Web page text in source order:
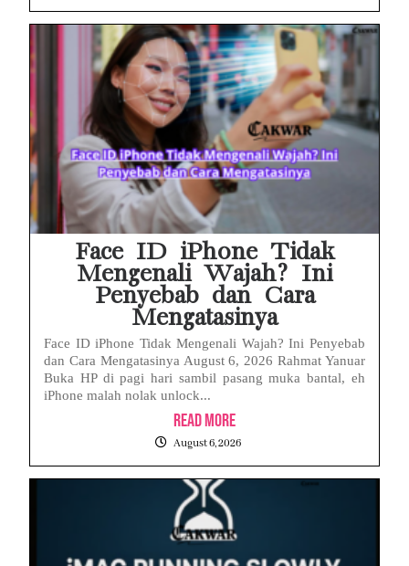
Face ID iPhone Tidak
Mengenali Wajah? Ini
Penyebab dan Cara
Mengatasinya
Face ID iPhone Tidak Mengenali Wajah? Ini Penyebab
dan Cara Mengatasinya August 6, 2026 Rahmat Yanuar
Buka HP di pagi hari sambil pasang muka bantal, eh
iPhone malah nolak unlock...
Read More
August 6, 2026